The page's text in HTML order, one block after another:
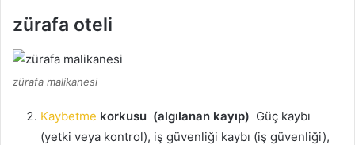
zürafa oteli
zürafa malikanesi
Kaybetme korkusu (algılanan kayıp) Güç kaybı
(yetki veya kontrol), iş güvenliği kaybı (iş güvenliği),